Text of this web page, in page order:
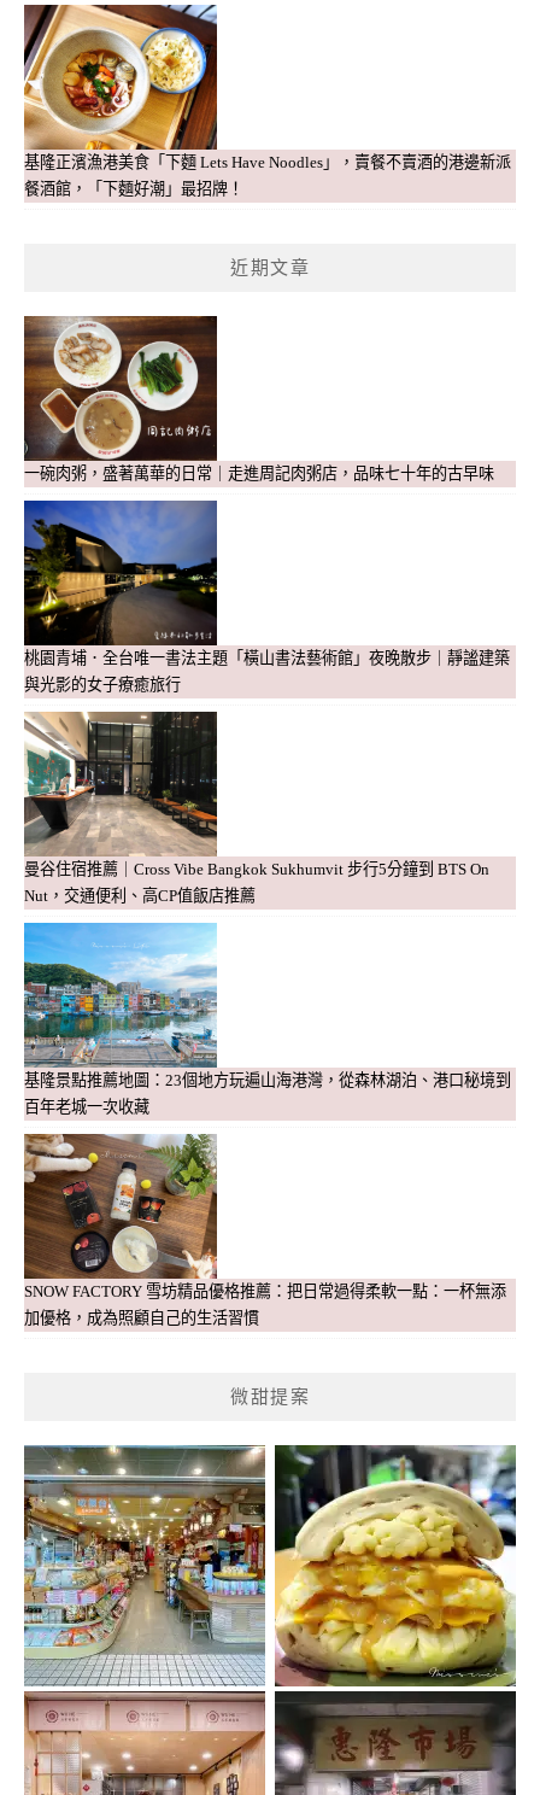
基隆正濱漁港美食「下麵 Lets Have Noodles」，賣餐不賣酒的港邊新派
餐酒館，「下麵好潮」最招牌！
近期文章
一碗肉粥，盛著萬華的日常｜走進周記肉粥店，品味七十年的古早味
桃園青埔．全台唯一書法主題「橫山書法藝術館」夜晚散步｜靜謐建築
與光影的女子療癒旅行
曼谷住宿推薦｜Cross Vibe Bangkok Sukhumvit 步行5分鐘到 BTS On
Nut，交通便利、高CP值飯店推薦
基隆景點推薦地圖：23個地方玩遍山海港灣，從森林湖泊、港口秘境到
百年老城一次收藏
SNOW FACTORY 雪坊精品優格推薦：把日常過得柔軟一點：一杯無添
加優格，成為照顧自己的生活習慣
微甜提案